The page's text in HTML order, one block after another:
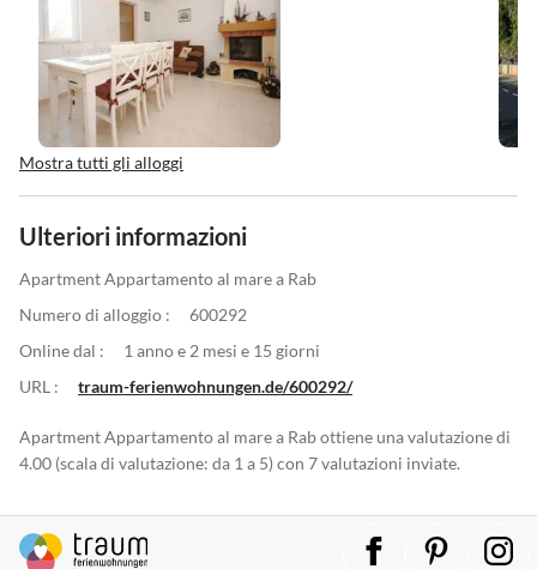
Mostra tutti gli alloggi
Ulteriori informazioni
Apartment Appartamento al mare a Rab
Numero di alloggio :
600292
Online dal :
1 anno e 2 mesi e 15 giorni
URL :
traum-ferienwohnungen.de/600292/
Apartment Appartamento al mare a Rab ottiene una valutazione di
4.00 (scala di valutazione: da 1 a 5) con 7 valutazioni inviate.